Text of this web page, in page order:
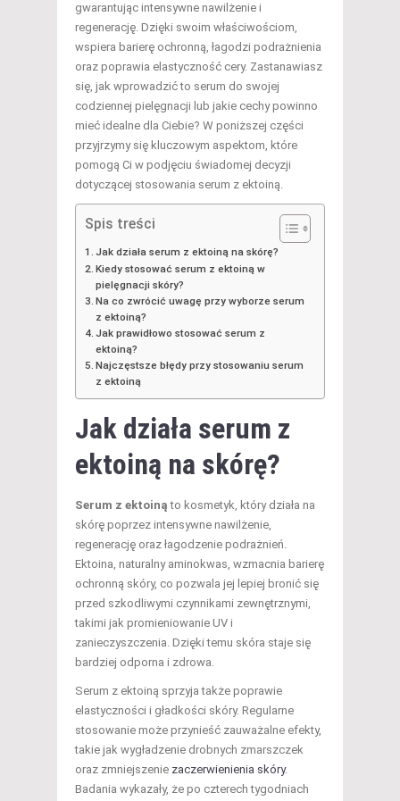
gwarantując intensywne nawilżenie i
regenerację. Dzięki swoim właściwościom,
wspiera barierę ochronną, łagodzi podrażnienia
oraz poprawia elastyczność cery. Zastanawiasz
się, jak wprowadzić to serum do swojej
codziennej pielęgnacji lub jakie cechy powinno
mieć idealne dla Ciebie? W poniższej części
przyjrzymy się kluczowym aspektom, które
pomogą Ci w podjęciu świadomej decyzji
dotyczącej stosowania serum z ektoiną.
Spis treści
Jak działa serum z ektoiną na skórę?
Kiedy stosować serum z ektoiną w
pielęgnacji skóry?
Na co zwrócić uwagę przy wyborze serum
z ektoiną?
Jak prawidłowo stosować serum z
ektoiną?
Najczęstsze błędy przy stosowaniu serum
z ektoiną
Jak działa serum z
ektoiną na skórę?
Serum z ektoiną to kosmetyk, który działa na
skórę poprzez intensywne nawilżenie,
regenerację oraz łagodzenie podrażnień.
Ektoina, naturalny aminokwas, wzmacnia barierę
ochronną skóry, co pozwala jej lepiej bronić się
przed szkodliwymi czynnikami zewnętrznymi,
takimi jak promieniowanie UV i
zanieczyszczenia. Dzięki temu skóra staje się
bardziej odporna i zdrowa.
Serum z ektoiną sprzyja także poprawie
elastyczności i gładkości skóry. Regularne
stosowanie może przynieść zauważalne efekty,
takie jak wygładzenie drobnych zmarszczek
oraz zmniejszenie zaczerwienienia skóry.
Badania wykazały, że po czterech tygodniach